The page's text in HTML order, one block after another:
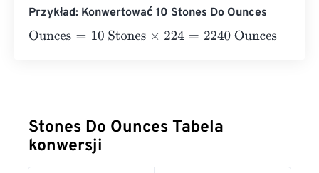
Przykład: Konwertować 10 Stones Do Ounces
Ounces= 10 Stones×224= 2240 Ounces
Stones Do Ounces Tabela
konwersji